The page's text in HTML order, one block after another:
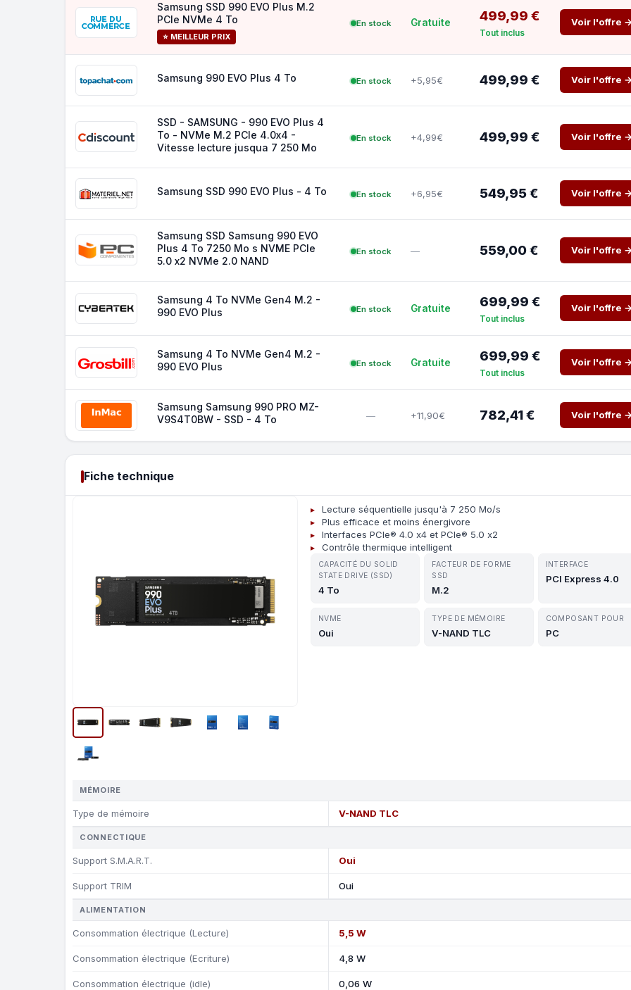
Samsung SSD 990 EVO Plus M.2
PCIe NVMe 4 To
⭐ MEILLEUR PRIX
En stock Gratuite 499,99 €
Tout inclus
Voir l'offre
Samsung 990 EVO Plus 4 To En stock +5,95€ 499,99 € Voir l'offre
SSD - SAMSUNG - 990 EVO Plus 4
To - NVMe M.2 PCIe 4.0x4 -
Vitesse lecture jusqua 7 250 Mo
En stock +4,99€ 499,99 € Voir l'offre
Samsung SSD 990 EVO Plus - 4 To En stock +6,95€ 549,95 € Voir l'offre
Samsung SSD Samsung 990 EVO
Plus 4 To 7250 Mo s NVME PCIe
5.0 x2 NVMe 2.0 NAND
En stock — 559,00 € Voir l'offre
Samsung 4 To NVMe Gen4 M.2 -
990 EVO Plus
En stock Gratuite 699,99 €
Tout inclus
Voir l'offre
Samsung 4 To NVMe Gen4 M.2 -
990 EVO Plus
En stock Gratuite 699,99 €
Tout inclus
Voir l'offre
Samsung Samsung 990 PRO MZ-
V9S4T0BW - SSD - 4 To
— +11,90€ 782,41 € Voir l'offre
Fiche technique
Lecture séquentielle jusqu'à 7 250 Mo/s
Plus efficace et moins énergivore
Interfaces PCIe® 4.0 x4 et PCIe® 5.0 x2
Contrôle thermique intelligent
CAPACITÉ DU SOLID
STATE DRIVE (SSD)
4 To
FACTEUR DE FORME
SSD
M.2
INTERFACE
PCI Express 4.0
NVME
Oui
TYPE DE MÉMOIRE
V-NAND TLC
COMPOSANT POUR
PC
MÉMOIRE
Type de mémoire V-NAND TLC
CONNECTIQUE
Support S.M.A.R.T. Oui
Support TRIM Oui
ALIMENTATION
Consommation électrique (Lecture) 5,5 W
Consommation électrique (Ecriture) 4,8 W
Consommation électrique (idle) 0,06 W